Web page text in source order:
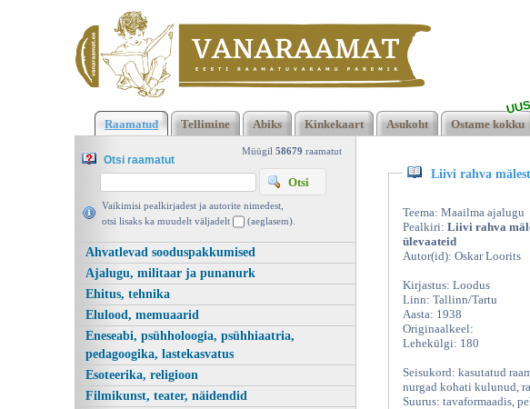
Klõpsa siia , et näha täielikku loendit!Liivi rahva mälestuseks.
Reisivesteid ja ülevaateid, Oskar Loorits, Loodus 1938 |
vanaraamat. ee
Raamatud Tellimine Abiks Kinkekaart Asukoht Ostame kokku
Müügil 58679 raamatut
Otsi raamatut
Vaikimisi pealkirjadest ja autorite nimedest,
otsi lisaks ka muudelt väljadelt
(aeglasem).
Ahvatlevad sooduspakkumised
Ajalugu, militaar ja punanurk
Ehitus, tehnika
Elulood, memuaarid
Eneseabi, psühholoogia, psühhiaatria,
pedagoogika, lastekasvatus
Esoteerika, religioon
Filmikunst, teater, näidendid
Liivi rahva
Teema: Maailma ajalugu
Pealkiri: Liivi rahva
ülevaateid
Autor(id): Oskar Loorits
Kirjastus: Loodus
Linn: Tallinn/Tartu
Aasta: 1938
Originaalkeel:
Lehekülgi: 180
Seisukord: kasutatud
nurgad kohati kulunud,
Suurus: tavaformaadis,